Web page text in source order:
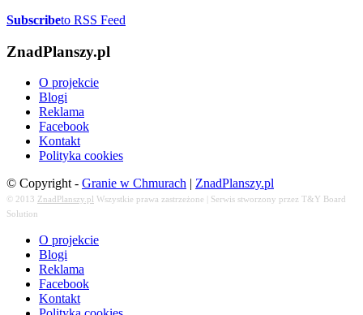
Subscribeto RSS Feed
ZnadPlanszy.pl
O projekcie
Blogi
Reklama
Facebook
Kontakt
Polityka cookies
© Copyright - Granie w Chmurach | ZnadPlanszy.pl
© 2013 ZnadPlanszy.pl Wszystkie prawa zastrzeżone | Serwis stworzony przez T&Y Board
Solution
O projekcie
Blogi
Reklama
Facebook
Kontakt